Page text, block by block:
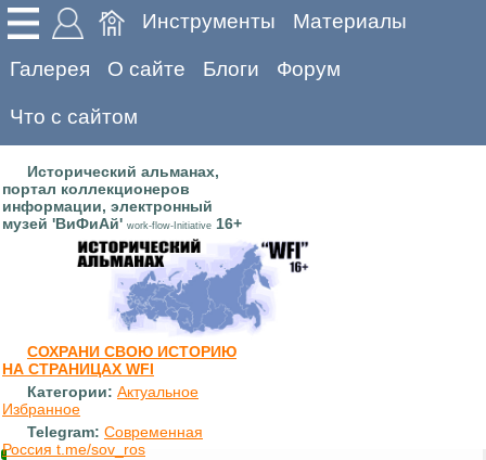
Инструменты Материалы
Галерея О сайте Блоги Форум
Что с сайтом
Исторический альманах,
портал коллекционеров
информации, электронный
музей 'ВиФиАй' work-flow-Initiative 16+
СОХРАНИ СВОЮ ИСТОРИЮ
НА СТРАНИЦАХ WFI
Категории: Актуальное
Избранное
Telegram: Современная
Россия t.me/sov_ros